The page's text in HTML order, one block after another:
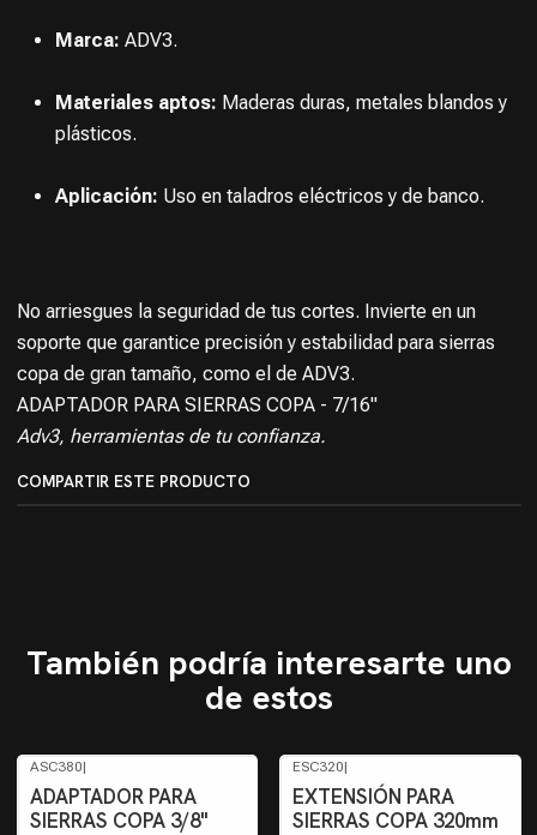
Marca: ADV3.
Materiales aptos: Maderas duras, metales blandos y
plásticos.
Aplicación: Uso en taladros eléctricos y de banco.
No arriesgues la seguridad de tus cortes. Invierte en un
soporte que garantice precisión y estabilidad para sierras
copa de gran tamaño, como el de ADV3.
ADAPTADOR PARA SIERRAS COPA - 7/16"
Adv3, herramientas de tu confianza.
COMPARTIR ESTE PRODUCTO
También podría interesarte uno
de estos
ASC380|
ADAPTADOR PARA
SIERRAS COPA 3/8"
ESC320|
EXTENSIÓN PARA
SIERRAS COPA 320mm